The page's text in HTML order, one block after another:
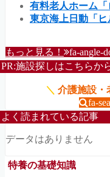
有料老人ホーム「
東京海上日動「ヒ
もっと見る！ fa-angle-
PR:施設探しはこちらか
＼ 介護施設・
fa-
よく読まれている記事
データはありません
特養の基礎知識